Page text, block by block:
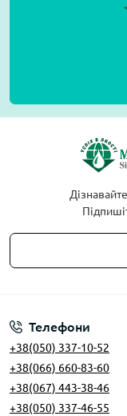
Телефони
+38(050) 337-10-52
+38(066) 660-83-60
+38(067) 443-38-46
+38(050) 337-46-55